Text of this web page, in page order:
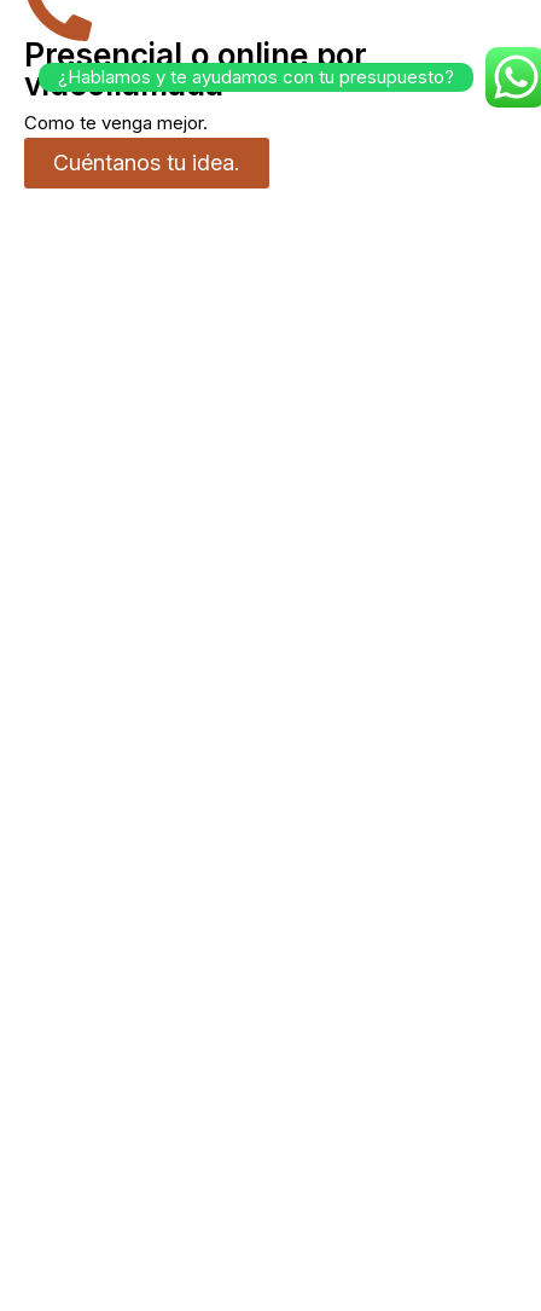
Presencial o online por
videollamada
Como te venga mejor.
Cuéntanos tu idea.
¿Hablamos y te ayudamos con tu presupuesto?